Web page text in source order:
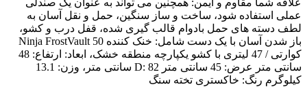
علاقه شما مقاوم و ایمن: همچنین می تواند به عنوان یک صندلی
عملی استفاده شود، ساخت و ساز سنگین، حمل و نقل آسان به
لطف دسته های حمل بادوام قالب گیری شده، قفل درب و کشو،
باز شدن آسان با یک دست شامل: خنک کننده Ninja FrostVault 50
کوارتی / 47 لیتری با کشو یکپارچه منطقه خشک، ابعاد: ارتفاع: 48
سانتی متر عرض: 45 سانتی متر D: 82 سانتی متر، وزن: 13.1
کیلوگرم رنگ: خاکستری تخته سنگ